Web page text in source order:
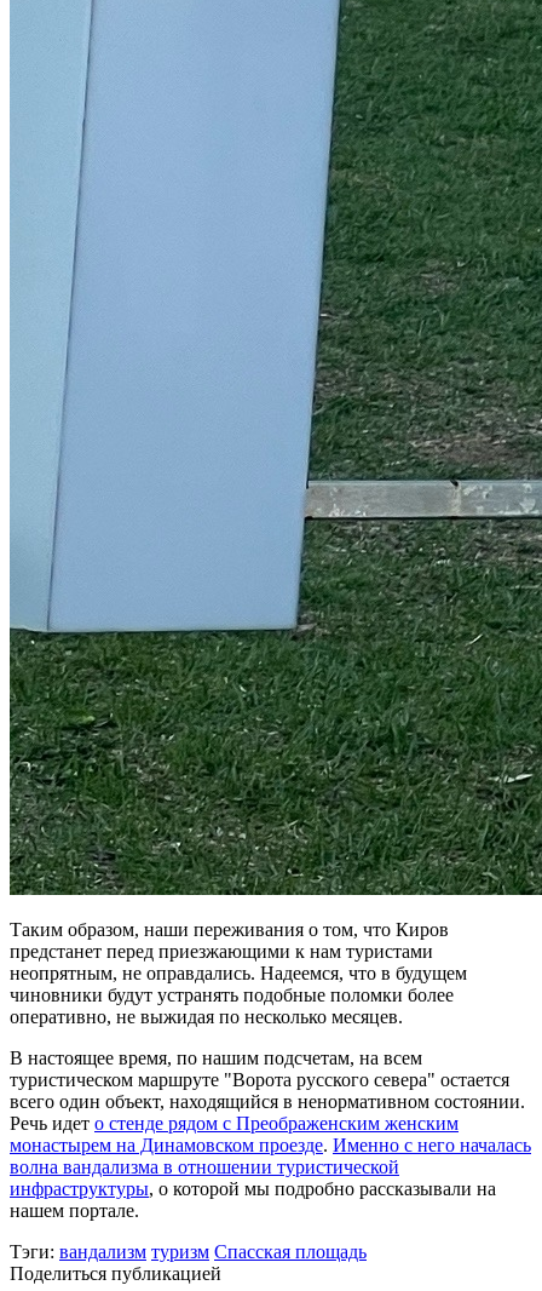
Таким образом, наши переживания о том, что Киров
предстанет перед приезжающими к нам туристами
неопрятным, не оправдались. Надеемся, что в будущем
чиновники будут устранять подобные поломки более
оперативно, не выжидая по несколько месяцев.
В настоящее время, по нашим подсчетам, на всем
туристическом маршруте "Ворота русского севера" остается
всего один объект, находящийся в ненормативном состоянии.
Речь идет о стенде рядом с Преображенским женским
монастырем на Динамовском проезде. Именно с него началась
волна вандализма в отношении туристической
инфраструктуры, о которой мы подробно рассказывали на
нашем портале.
Тэги: вандализм туризм Спасская площадь
Поделиться публикацией